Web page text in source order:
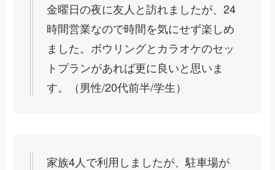
金曜日の夜に友人と訪れましたが、24
時間営業なので時間を気にせず楽しめ
ました。ボウリングとカラオケのセッ
トプランがあれば更に良いと思いま
す。（男性/20代前半/学生）
家族4人で利用しましたが、駐車場が